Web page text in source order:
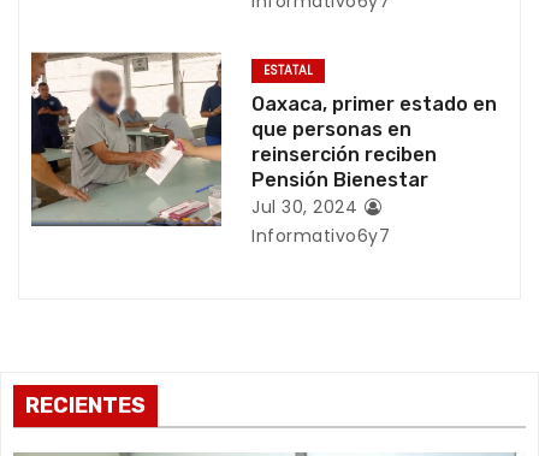
a
d
a
s
ESTATAL
Oaxaca, primer estado en
que personas en
reinserción reciben
Pensión Bienestar
Jul 30, 2024
Informativo6y7
RECIENTES